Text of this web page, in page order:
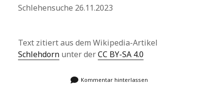
Schlehensuche 26.11.2023
Text zitiert aus dem Wikipedia-Artikel
Schlehdorn unter derCC BY-SA 4.0
Kommentar hinterlassen